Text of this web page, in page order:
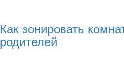
Как зонировать
родителей